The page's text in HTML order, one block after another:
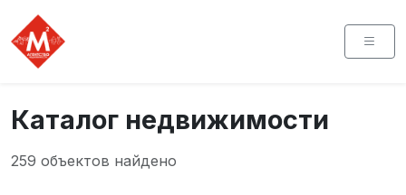
Каталог недвижимости
259 объектов найдено